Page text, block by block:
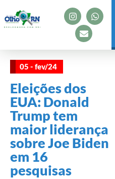
05 - fev/24
Eleições dos
EUA: Donald
Trump tem
maior liderança
sobre Joe Biden
em 16
pesquisas